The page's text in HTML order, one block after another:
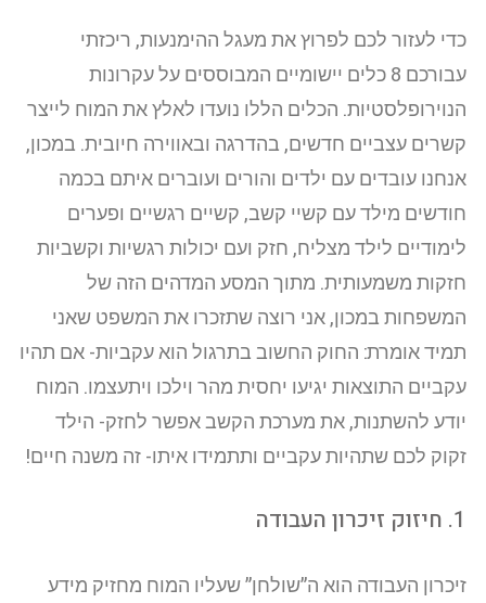
כדי לעזור לכם לפרוץ את מעגל ההימנעות, ריכזתי
עבורכם 8 כלים יישומיים המבוססים על עקרונות
הנוירופלסטיות. הכלים הללו נועדו לאלץ את המוח לייצר
קשרים עצביים חדשים, בהדרגה ובאווירה חיובית. במכון,
אנחנו עובדים עם ילדים והורים ועוברים איתם בכמה
חודשים מילד עם קשיי קשב, קשיים רגשיים ופערים
לימודיים לילד מצליח, חזק ועם יכולות רגשיות וקשביות
חזקות משמעותית. מתוך המסע המדהים הזה של
המשפחות במכון, אני רוצה שתזכרו את המשפט שאני
תמיד אומרת: החוק החשוב בתרגול הוא עקביות- אם תהיו
עקביים התוצאות יגיעו יחסית מהר וילכו ויתעצמו. המוח
יודע להשתנות, את מערכת הקשב אפשר לחזק- הילד
זקוק לכם שתהיות עקביים ותתמידו איתו- זה משנה חיים!
1. חיזוק זיכרון העבודה
זיכרון העבודה הוא ה”שולחן” שעליו המוח מחזיק מידע